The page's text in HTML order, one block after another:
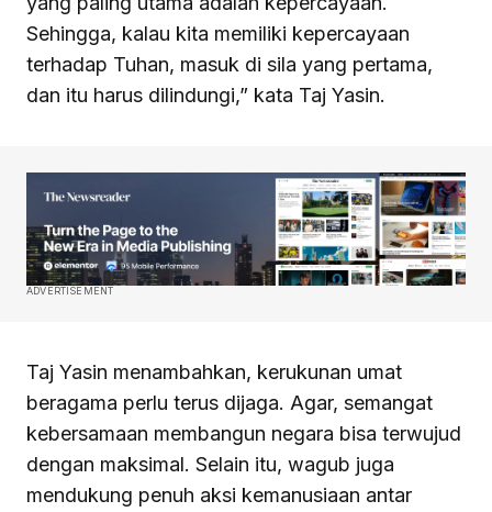
Sehingga, kalau kita memiliki kepercayaan
terhadap Tuhan, masuk di sila yang pertama,
dan itu harus dilindungi,” kata Taj Yasin.
ADVERTISEMENT
Taj Yasin menambahkan, kerukunan umat
beragama perlu terus dijaga. Agar, semangat
kebersamaan membangun negara bisa terwujud
dengan maksimal. Selain itu, wagub juga
mendukung penuh aksi kemanusiaan antar